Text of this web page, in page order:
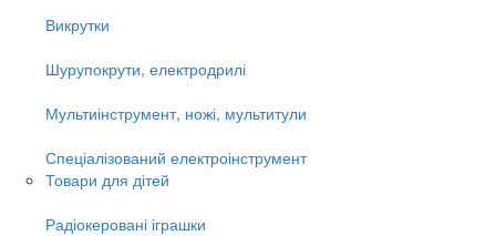
Викрутки
Шурупокрути, електродрилі
Мультиінструмент, ножі, мультитули
Спеціалізований електроінструмент
Товари для дітей
Радіокеровані іграшки